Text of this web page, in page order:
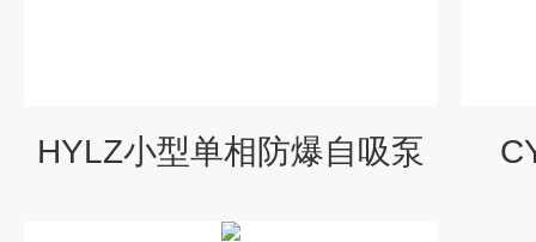
HYLZ小型单相防爆自吸泵